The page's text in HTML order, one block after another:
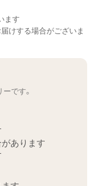
ます
けする場合がございま
です。
あります